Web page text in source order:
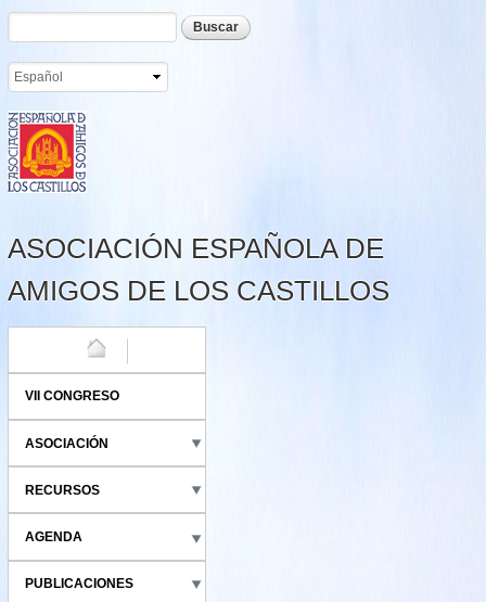
Pasar al
contenido
Formulario de búsqueda
Buscar
ASOCIACIÓN ESPAÑOLA DE
AMIGOS DE LOS CASTILLOS
VII CONGRESO
ASOCIACIÓN
RECURSOS
AGENDA
PUBLICACIONES